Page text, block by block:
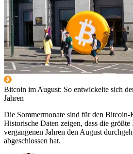
Bitcoin im August: So entwickelte sich
Jahren
Die Sommermonate sind für den
Historische Daten zeigen, dass die
vergangenen Jahren den August
abgeschlossen hat.